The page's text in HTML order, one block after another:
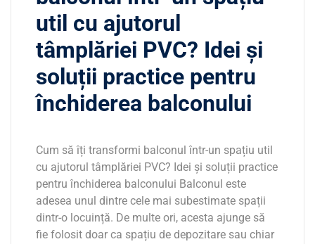
util cu ajutorul
tâmplăriei PVC? Idei și
soluții practice pentru
închiderea balconului
Cum să îți transformi balconul într-un spațiu util
cu ajutorul tâmplăriei PVC? Idei și soluții practice
pentru închiderea balconului Balconul este
adesea unul dintre cele mai subestimate spații
dintr-o locuință. De multe ori, acesta ajunge să
fie folosit doar ca spațiu de depozitare sau chiar